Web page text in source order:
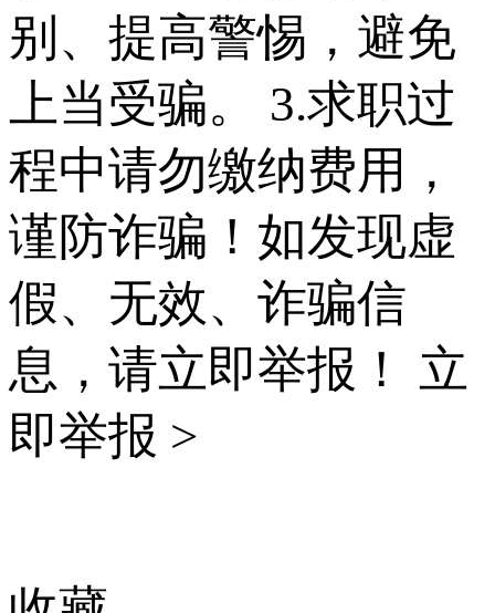
别、提高警惕，避免
上当受骗。 3.求职过
程中请勿缴纳费用，
谨防诈骗！如发现虚
假、无效、诈骗信
息，请立即举报！ 立
即举报 >